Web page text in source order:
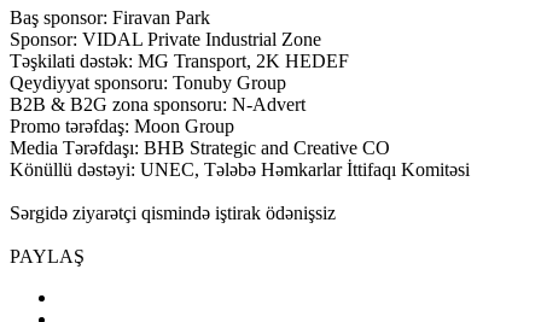
Baş sponsor: Firavan Park
Sponsor: VIDAL Private Industrial Zone
Təşkilati dəstək: MG Transport, 2K HEDEF
Qeydiyyat sponsoru: Tonuby Group
B2B & B2G zona sponsoru: N-Advert
Promo tərəfdaş: Moon Group
Media Tərəfdaşı: BHB Strategic and Creative CO
Könüllü dəstəyi: UNEC, Tələbə Həmkarlar İttifaqı Komitəsi
Sərgidə ziyarətçi qismində iştirak ödənişsiz
PAYLAŞ